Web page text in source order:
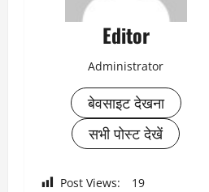
Editor
Administrator
बेवसाइट देखना
सभी पोस्ट देखें
Post Views: 19